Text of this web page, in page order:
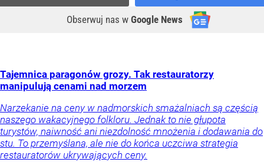
Obserwuj nas w Google News
Tajemnica paragonów grozy. Tak restauratorzy
manipulują cenami nad morzem
Narzekanie na ceny w nadmorskich smażalniach są częścią
naszego wakacyjnego folkloru. Jednak to nie głupota
turystów, naiwność ani niezdolność mnożenia i dodawania do
stu. To przemyślana, ale nie do końca uczciwa strategia
restauratorów ukrywających ceny.